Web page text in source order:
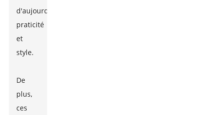
d'aujourd'hui :
praticité
et
style.
De
plus,
ces